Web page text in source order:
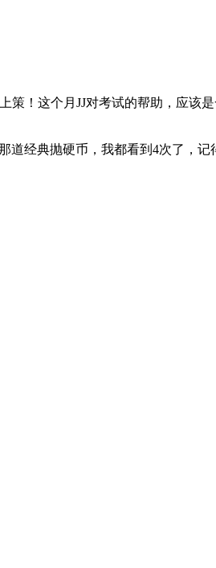
！这个月JJ对考试的帮助，应该
经典抛硬币，我都看到4次了，记